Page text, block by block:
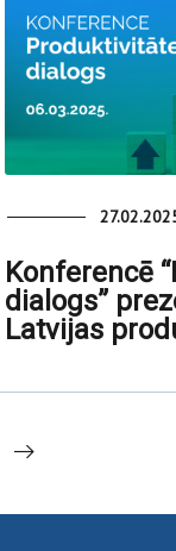
Konferencē
dialogs”
Latvijas